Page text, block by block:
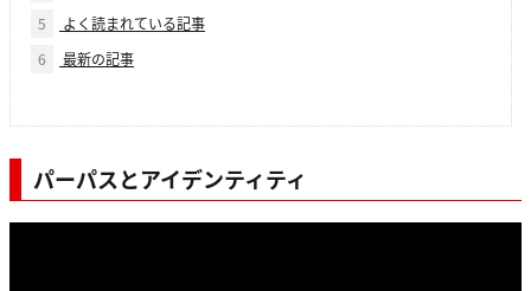
5
よく読まれている記事
6
最新の記事
パーパスとアイデンティティ